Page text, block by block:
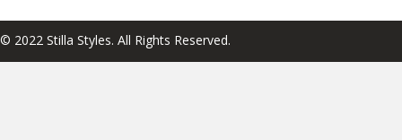
© 2022 Stilla Styles. All Rights Reserved.